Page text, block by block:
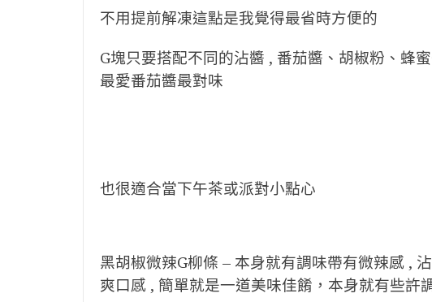
不用提前解凍這點是我覺得最省時方便的
G塊只要搭配不同的沾醬 , 番茄醬、胡椒粉、蜂
最愛番茄醬最對味
也很適合當下午茶或派對小點心
黑胡椒微辣G柳條 – 本身就有調味帶有微辣感 ,
爽口感 , 簡單就是一道美味佳餚，本身就有些許